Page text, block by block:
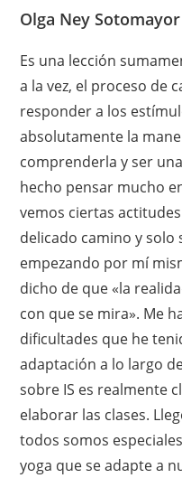
Olga Ney
Es una lección
a la vez, el proceso de
responder a los
absolutamente la
comprenderla y ser
hecho pensar mucho
vemos ciertas
delicado camino y solo
empezando por mí
dicho de que «la
con que se mira». Me
dificultades que he
adaptación a lo largo
sobre IS es realmente
elaborar las clases.
todos somos
yoga que se adapte a